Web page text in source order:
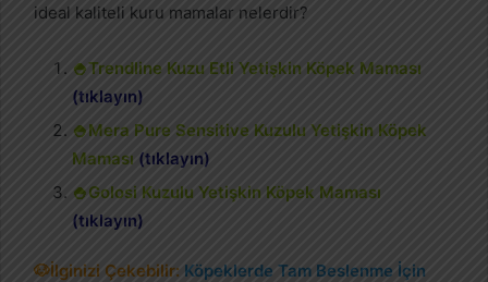
ideal kaliteli kuru mamalar nelerdir?
🍚Trendline Kuzu Etli Yetişkin Köpek Maması
(tıklayın)
🍚Mera Pure Sensitive Kuzulu Yetişkin Köpek
Maması (tıklayın)
🍚Golosi Kuzulu Yetişkin Köpek Maması
(tıklayın)
🐶İlginizi Çekebilir: Köpeklerde Tam Beslenme İçin